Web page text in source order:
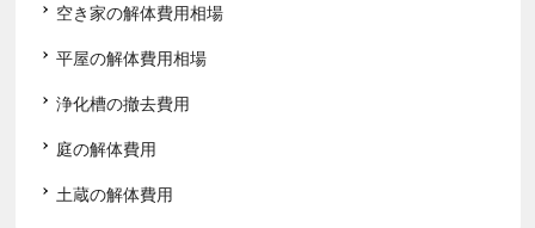
空き家の解体費用相場
平屋の解体費用相場
浄化槽の撤去費用
庭の解体費用
土蔵の解体費用